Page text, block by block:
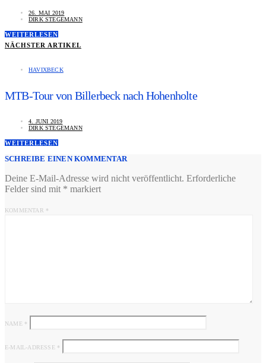
26. MAI 2019
DIRK STEGEMANN
WEITERLESEN
NÄCHSTER ARTIKEL
HAVIXBECK
MTB-Tour von Billerbeck nach Hohenholte
4. JUNI 2019
DIRK STEGEMANN
WEITERLESEN
SCHREIBE EINEN KOMMENTAR
Deine E-Mail-Adresse wird nicht veröffentlicht. Erforderliche
Felder sind mit * markiert
KOMMENTAR *
NAME *
E-MAIL-ADRESSE *